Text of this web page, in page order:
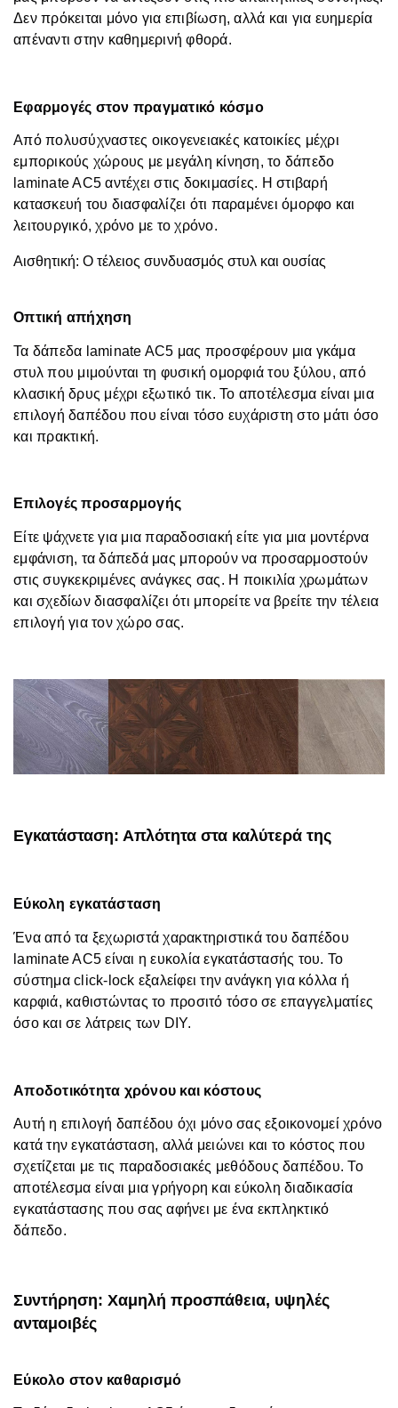
Δεν πρόκειται μόνο για επιβίωση, αλλά και για ευημερία
απέναντι στην καθημερινή φθορά.
Εφαρμογές στον πραγματικό κόσμο
Από πολυσύχναστες οικογενειακές κατοικίες μέχρι
εμπορικούς χώρους με μεγάλη κίνηση, το δάπεδο
laminate AC5 αντέχει στις δοκιμασίες. Η στιβαρή
κατασκευή του διασφαλίζει ότι παραμένει όμορφο και
λειτουργικό, χρόνο με το χρόνο.
Αισθητική: Ο τέλειος συνδυασμός στυλ και ουσίας
Οπτική απήχηση
Τα δάπεδα laminate AC5 μας προσφέρουν μια γκάμα
στυλ που μιμούνται τη φυσική ομορφιά του ξύλου, από
κλασική δρυς μέχρι εξωτικό τικ. Το αποτέλεσμα είναι μια
επιλογή δαπέδου που είναι τόσο ευχάριστη στο μάτι όσο
και πρακτική.
Επιλογές προσαρμογής
Είτε ψάχνετε για μια παραδοσιακή είτε για μια μοντέρνα
εμφάνιση, τα δάπεδά μας μπορούν να προσαρμοστούν
στις συγκεκριμένες ανάγκες σας. Η ποικιλία χρωμάτων
και σχεδίων διασφαλίζει ότι μπορείτε να βρείτε την τέλεια
επιλογή για τον χώρο σας.
Εγκατάσταση: Απλότητα στα καλύτερά της
Εύκολη εγκατάσταση
Ένα από τα ξεχωριστά χαρακτηριστικά του δαπέδου
laminate AC5 είναι η ευκολία εγκατάστασής του. Το
σύστημα click-lock εξαλείφει την ανάγκη για κόλλα ή
καρφιά, καθιστώντας το προσιτό τόσο σε επαγγελματίες
όσο και σε λάτρεις των DIY.
Αποδοτικότητα χρόνου και κόστους
Αυτή η επιλογή δαπέδου όχι μόνο σας εξοικονομεί χρόνο
κατά την εγκατάσταση, αλλά μειώνει και το κόστος που
σχετίζεται με τις παραδοσιακές μεθόδους δαπέδου. Το
αποτέλεσμα είναι μια γρήγορη και εύκολη διαδικασία
εγκατάστασης που σας αφήνει με ένα εκπληκτικό
δάπεδο.
Συντήρηση: Χαμηλή προσπάθεια, υψηλές
ανταμοιβές
Εύκολο στον καθαρισμό